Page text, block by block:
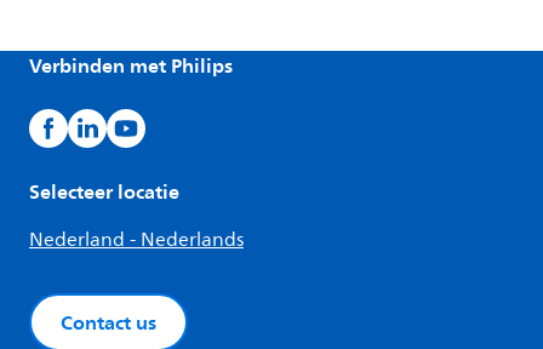
Verbinden met Philips
Selecteer locatie
Nederland - Nederlands
Contact us